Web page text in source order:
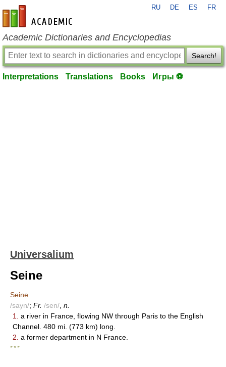
en-academic.com
RU DE ES FR
Academic Dictionaries and Encyclopedias
Search!
Interpretations Translations Books Игры ⚽
Universalium
Seine
Seine
/sayn/; Fr. /sen/ n.
1.
a river in France, flowing NW through Paris to the English
Channel. 480 mi. (773 km) long.
2. a former department in N France.
* * *